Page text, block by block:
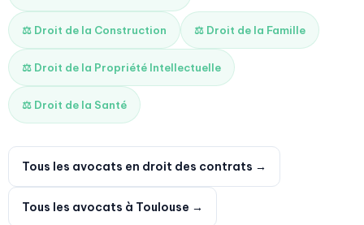
⚖️ Droit de la Construction ⚖️ Droit de la Famille
⚖️ Droit de la Propriété Intellectuelle
⚖️ Droit de la Santé
Tous les avocats en droit des contrats →
Tous les avocats à Toulouse →